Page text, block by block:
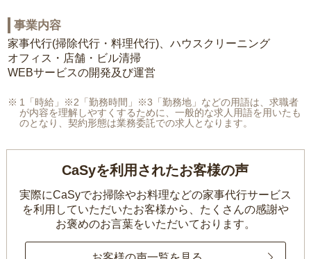
事業内容
家事代行(掃除代行・料理代行)、ハウスクリーニング
オフィス・店舗・ビル清掃
WEBサービスの開発及び運営
1「時給」※2「勤務時間」※3「勤務地」などの用語は、求職者
が内容を理解しやすくするために、一般的な求人用語を用いたも
のとなり、契約形態は業務委託での求人となります。
CaSyを利用されたお客様の声
実際にCaSyでお掃除やお料理などの家事代行サービス
を利用していただいたお客様から、 たくさんの感謝や
お褒めのお言葉をいただいております。